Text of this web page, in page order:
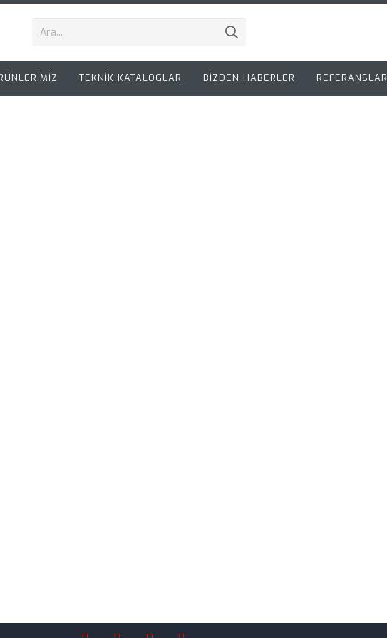
TEKNİK KATALOGLAR BİZDEN HABERLER REFERANSLAR